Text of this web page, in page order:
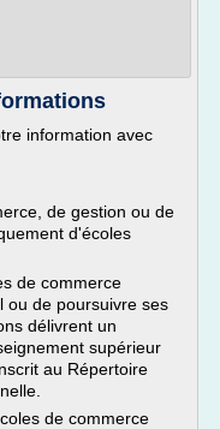
information avec
de gestion ou de
d'écoles
de commerce
ou de poursuivre ses
délivrent un
supérieur
au Répertoire
de commerce